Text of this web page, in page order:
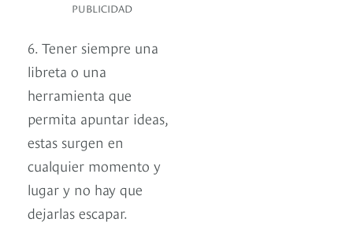
PUBLICIDAD
6. Tener siempre una
libreta o una
herramienta que
permita apuntar ideas,
estas surgen en
cualquier momento y
lugar y no hay que
dejarlas escapar.